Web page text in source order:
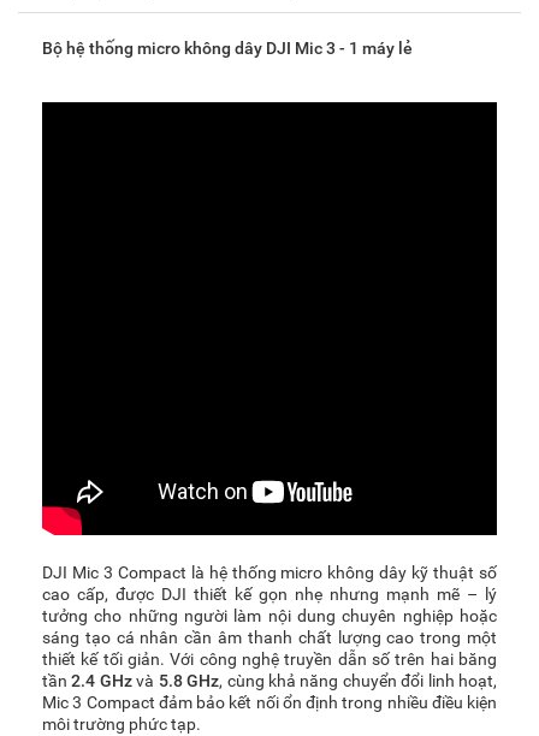
Bộ hệ thống micro không dây DJI Mic 3 - 1 máy lẻ
DJI Mic 3 Compact là hệ thống micro không dây kỹ thuật số
cao cấp, được DJI thiết kế gọn nhẹ nhưng mạnh mẽ – lý
tưởng cho những người làm nội dung chuyên nghiệp hoặc
sáng tạo cá nhân cần âm thanh chất lượng cao trong một
thiết kế tối giản. Với công nghệ truyền dẫn số trên hai băng
tần2.4 GHzvà 5.8 GHz, cùng khả năng chuyển đổi linh hoạt,
Mic 3 Compact đảm bảo kết nối ổn định trong nhiều điều kiện
môi trường phức tạp.